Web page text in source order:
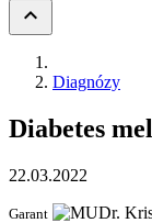
keyboard_arrow_up
Diagnózy
Diabetes
22.03.2022
Garant